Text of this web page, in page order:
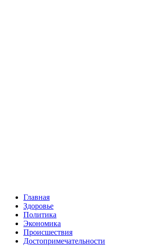
Главная
Здоровье
Политика
Экономика
Происшествия
Достопримечательности